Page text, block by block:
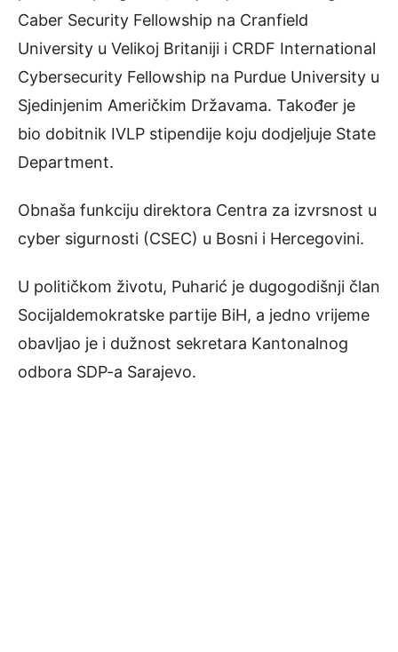
Caber Security Fellowship na Cranfield
University u Velikoj Britaniji i CRDF International
Cybersecurity Fellowship na Purdue University u
Sjedinjenim Američkim Državama. Također je
bio dobitnik IVLP stipendije koju dodjeljuje State
Department.
Obnaša funkciju direktora Centra za izvrsnost u
cyber sigurnosti (CSEC) u Bosni i Hercegovini.
U političkom životu, Puharić je dugogodišnji član
Socijaldemokratske partije BiH, a jedno vrijeme
obavljao je i dužnost sekretara Kantonalnog
odbora SDP-a Sarajevo.